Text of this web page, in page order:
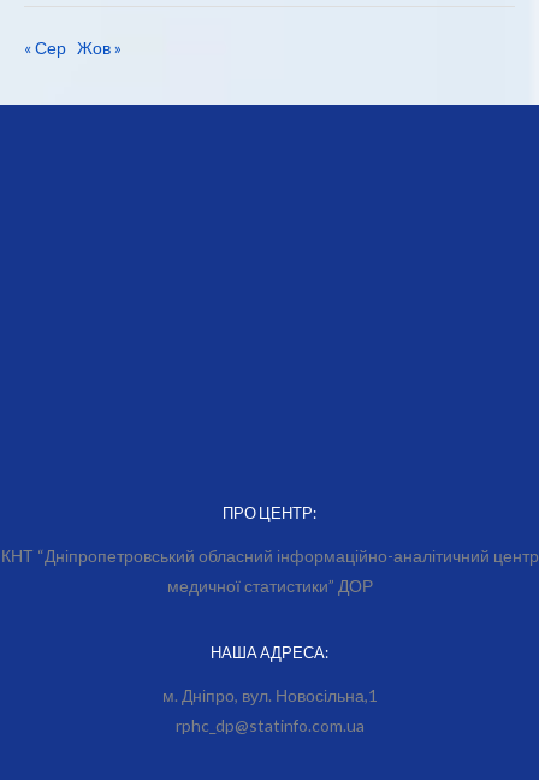
« Сер Жов »
ПРО ЦЕНТР:
КНТ “Дніпропетровський обласний інформаційно-аналітичний центр
медичної статистики” ДОР
НАША АДРЕСА:
м. Дніпро, вул. Новосільна,1
rphc_dp@statinfo.com.ua